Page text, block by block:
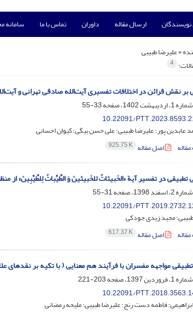
نویسندگان ارسال مقاله داوران تماس با ما سامانه
=علیرضا طبیبی
4
بر نقش قرائن در اختلافات تفسیری آیت‌الله صادقی تهرانی و
33-55
10.22091/
عابدین پور؛ علیرضا طبیبی؛ علی حسن بیگی؛ کیوان احسانی
اصل مقاله 925.75 K
در تفسیر آیة «الخَبیثاتُ للخَبیثینَ وَ الطَّیِّباتُ لِلطَّیِّبِینَ» از
31-55
10.22091/
مجید زیدی جودکی
اصل مقاله 617.37 K
مواجهه مفسران با فرآیند هم معنایی ( با تکیه بر نقدهای
203-221
10.22091/
فاطمه دست رنج؛ علیرضا طبیبی؛ ملیحه رمضانی